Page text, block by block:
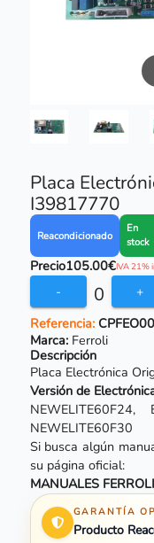
Placa
I39817770
Reacondicionado
En
stock
Precio105.00€IVA 21%
- 0 +
Referencia:
Marca: Ferroli
Descripción
Placa Electrónica
Versión de
NEWELITE60F30
Si busca algún
su página oficial:
MANUALES FERROLI
GARANTÍA
Producto